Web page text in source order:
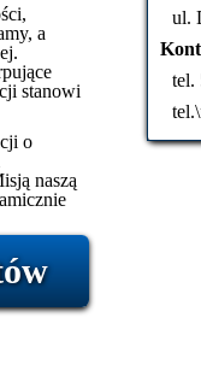
a
stanowi
o
naszą
ul.
tel.